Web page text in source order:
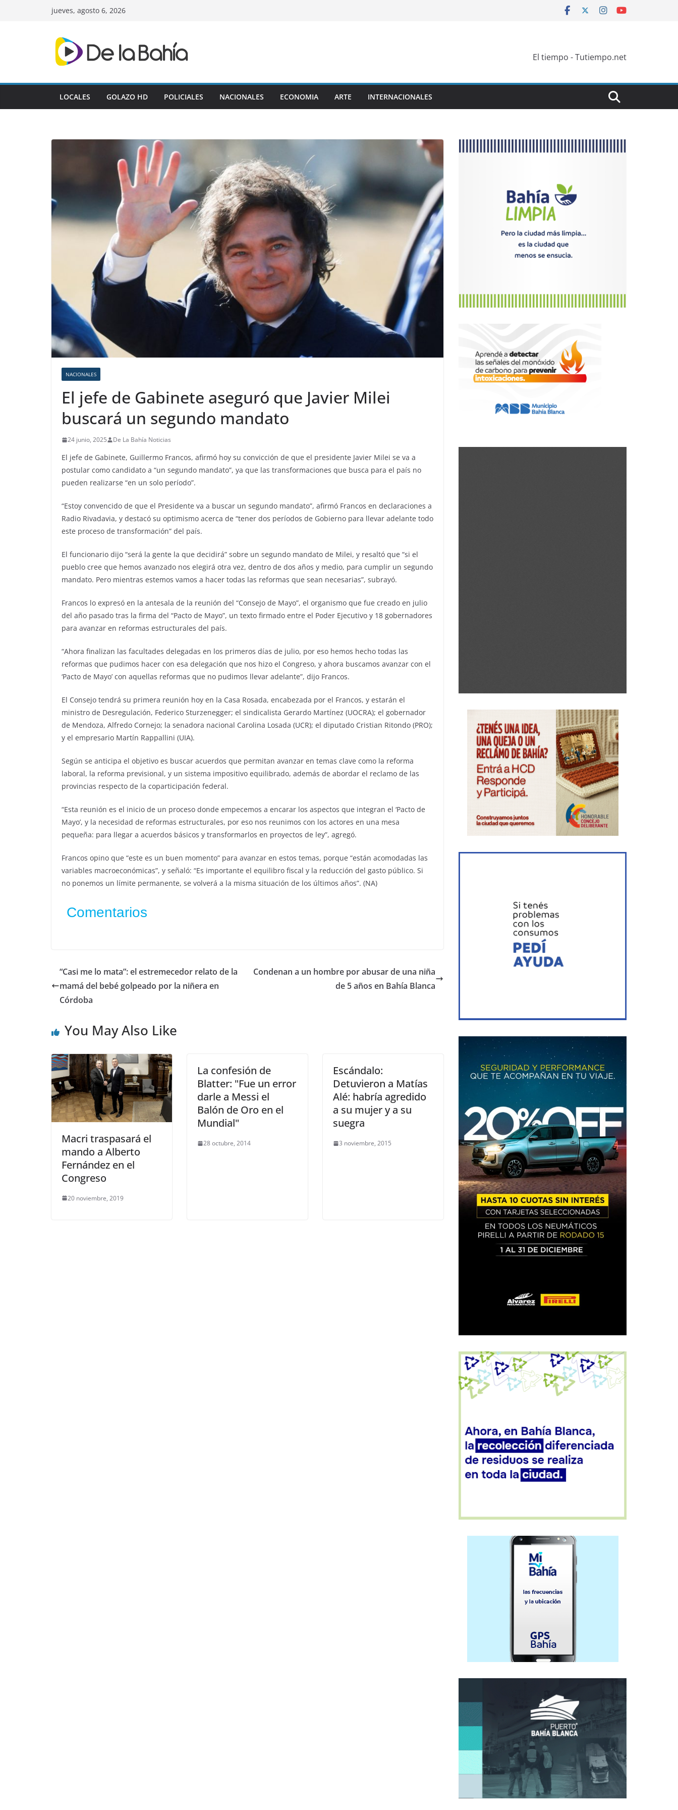
jueves, agosto 6, 2026
El tiempo - Tutiempo.net
LOCALES GOLAZO HD POLICIALES NACIONALES ECONOMIA ARTE INTERNACIONALES
NACIONALES
El jefe de Gabinete aseguró que Javier Milei
buscará un segundo mandato
24 junio, 2025 De La Bahía Noticias
El jefe de Gabinete, Guillermo Francos, afirmó hoy su convicción de que el presidente Javier Milei se va a
postular como candidato a “un segundo mandato”, ya que las transformaciones que busca para el país no
pueden realizarse “en un solo período”.
“Estoy convencido de que el Presidente va a buscar un segundo mandato”, afirmó Francos en declaraciones a
Radio Rivadavia, y destacó su optimismo acerca de “tener dos períodos de Gobierno para llevar adelante todo
este proceso de transformación” del país.
El funcionario dijo “será la gente la que decidirá” sobre un segundo mandato de Milei, y resaltó que “si el
pueblo cree que hemos avanzado nos elegirá otra vez, dentro de dos años y medio, para cumplir un segundo
mandato. Pero mientras estemos vamos a hacer todas las reformas que sean necesarias”, subrayó.
Francos lo expresó en la antesala de la reunión del “Consejo de Mayo”, el organismo que fue creado en julio
del año pasado tras la firma del “Pacto de Mayo”, un texto firmado entre el Poder Ejecutivo y 18 gobernadores
para avanzar en reformas estructurales del país.
“Ahora finalizan las facultades delegadas en los primeros días de julio, por eso hemos hecho todas las
reformas que pudimos hacer con esa delegación que nos hizo el Congreso, y ahora buscamos avanzar con el
‘Pacto de Mayo’ con aquellas reformas que no pudimos llevar adelante”, dijo Francos.
El Consejo tendrá su primera reunión hoy en la Casa Rosada, encabezada por el Francos, y estarán el
ministro de Desregulación, Federico Sturzenegger; el sindicalista Gerardo Martínez (UOCRA); el gobernador
de Mendoza, Alfredo Cornejo; la senadora nacional Carolina Losada (UCR); el diputado Cristian Ritondo (PRO);
y el empresario Martín Rappallini (UIA).
Según se anticipa el objetivo es buscar acuerdos que permitan avanzar en temas clave como la reforma
laboral, la reforma previsional, y un sistema impositivo equilibrado, además de abordar el reclamo de las
provincias respecto de la coparticipación federal.
“Esta reunión es el inicio de un proceso donde empecemos a encarar los aspectos que integran el ‘Pacto de
Mayo’, y la necesidad de reformas estructurales, por eso nos reunimos con los actores en una mesa
pequeña: para llegar a acuerdos básicos y transformarlos en proyectos de ley”, agregó.
Francos opino que “este es un buen momento” para avanzar en estos temas, porque “están acomodadas las
variables macroeconómicas”, y señaló: “Es importante el equilibro fiscal y la reducción del gasto público. Si
no ponemos un límite permanente, se volverá a la misma situación de los últimos años”. (NA)
Comentarios
“Casi me lo mata”: el estremecedor relato de la
mamá del bebé golpeado por la niñera en
Córdoba
Condenan a un hombre por abusar de una niña
de 5 años en Bahía Blanca
You May Also Like
Macri traspasará el
mando a Alberto
Fernández en el
Congreso
20 noviembre, 2019
La confesión de
Blatter: "Fue un error
darle a Messi el
Balón de Oro en el
Mundial"
28 octubre, 2014
Escándalo:
Detuvieron a Matías
Alé: habría agredido
a su mujer y a su
suegra
3 noviembre, 2015